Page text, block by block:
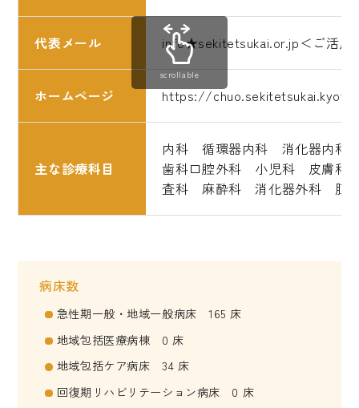
代表メール info★sekitetsukai.or.jp＜ご活用
ホームページ https://
主な診療科目
内科 循環器内科 消化器内
歯科口腔外科 小児科 皮膚科
査科 麻酔科 消化器外科 肛
scrollable
病床数
急性期一般・地域一般病床 165 床
地域包括医療病棟 0 床
地域包括ケア病床 34 床
回復期リハビリテーション病床 0 床